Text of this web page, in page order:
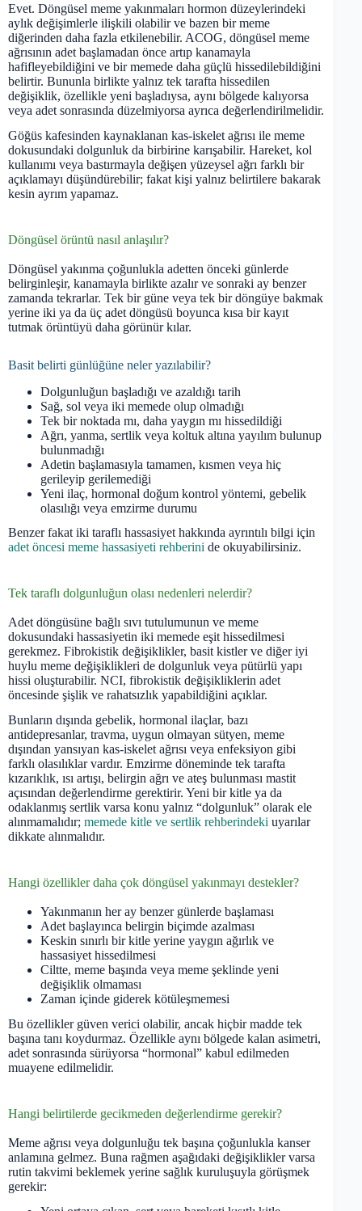
Evet. Döngüsel meme yakınmaları hormon düzeylerindeki
aylık değişimlerle ilişkili olabilir ve bazen bir meme
diğerinden daha fazla etkilenebilir. ACOG, döngüsel meme
ağrısının adet başlamadan önce artıp kanamayla
hafifleyebildiğini ve bir memede daha güçlü hissedilebildiğini
belirtir. Bununla birlikte yalnız tek tarafta hissedilen
değişiklik, özellikle yeni başladıysa, aynı bölgede kalıyorsa
veya adet sonrasında düzelmiyorsa ayrıca değerlendirilmelidir.
Göğüs kafesinden kaynaklanan kas-iskelet ağrısı ile meme
dokusundaki dolgunluk da birbirine karışabilir. Hareket, kol
kullanımı veya bastırmayla değişen yüzeysel ağrı farklı bir
açıklamayı düşündürebilir; fakat kişi yalnız belirtilere bakarak
kesin ayrım yapamaz.
Döngüsel örüntü nasıl anlaşılır?
Döngüsel yakınma çoğunlukla adetten önceki günlerde
belirginleşir, kanamayla birlikte azalır ve sonraki ay benzer
zamanda tekrarlar. Tek bir güne veya tek bir döngüye bakmak
yerine iki ya da üç adet döngüsü boyunca kısa bir kayıt
tutmak örüntüyü daha görünür kılar.
Basit belirti günlüğüne neler yazılabilir?
Dolgunluğun başladığı ve azaldığı tarih
Sağ, sol veya iki memede olup olmadığı
Tek bir noktada mı, daha yaygın mı hissedildiği
Ağrı, yanma, sertlik veya koltuk altına yayılım bulunup
bulunmadığı
Adetin başlamasıyla tamamen, kısmen veya hiç
gerileyip gerilemediği
Yeni ilaç, hormonal doğum kontrol yöntemi, gebelik
olasılığı veya emzirme durumu
Benzer fakat iki taraflı hassasiyet hakkında ayrıntılı bilgi için
adet öncesi meme hassasiyeti rehberini de okuyabilirsiniz.
Tek taraflı dolgunluğun olası nedenleri nelerdir?
Adet döngüsüne bağlı sıvı tutulumunun ve meme
dokusundaki hassasiyetin iki memede eşit hissedilmesi
gerekmez. Fibrokistik değişiklikler, basit kistler ve diğer iyi
huylu meme değişiklikleri de dolgunluk veya pütürlü yapı
hissi oluşturabilir. NCI, fibrokistik değişikliklerin adet
öncesinde şişlik ve rahatsızlık yapabildiğini açıklar.
Bunların dışında gebelik, hormonal ilaçlar, bazı
antidepresanlar, travma, uygun olmayan sütyen, meme
dışından yansıyan kas-iskelet ağrısı veya enfeksiyon gibi
farklı olasılıklar vardır. Emzirme döneminde tek tarafta
kızarıklık, ısı artışı, belirgin ağrı ve ateş bulunması mastit
açısından değerlendirme gerektirir. Yeni bir kitle ya da
odaklanmış sertlik varsa konu yalnız “dolgunluk” olarak ele
alınmamalıdır; memede kitle ve sertlik rehberindeki uyarılar
dikkate alınmalıdır.
Hangi özellikler daha çok döngüsel yakınmayı destekler?
Yakınmanın her ay benzer günlerde başlaması
Adet başlayınca belirgin biçimde azalması
Keskin sınırlı bir kitle yerine yaygın ağırlık ve
hassasiyet hissedilmesi
Ciltte, meme başında veya meme şeklinde yeni
değişiklik olmaması
Zaman içinde giderek kötüleşmemesi
Bu özellikler güven verici olabilir, ancak hiçbir madde tek
başına tanı koydurmaz. Özellikle aynı bölgede kalan asimetri,
adet sonrasında sürüyorsa “hormonal” kabul edilmeden
muayene edilmelidir.
Hangi belirtilerde gecikmeden değerlendirme gerekir?
Meme ağrısı veya dolgunluğu tek başına çoğunlukla kanser
anlamına gelmez. Buna rağmen aşağıdaki değişiklikler varsa
rutin takvimi beklemek yerine sağlık kuruluşuyla görüşmek
gerekir: